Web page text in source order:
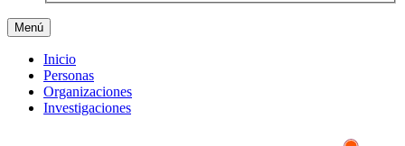
Menú
Inicio
Personas
Organizaciones
Investigaciones